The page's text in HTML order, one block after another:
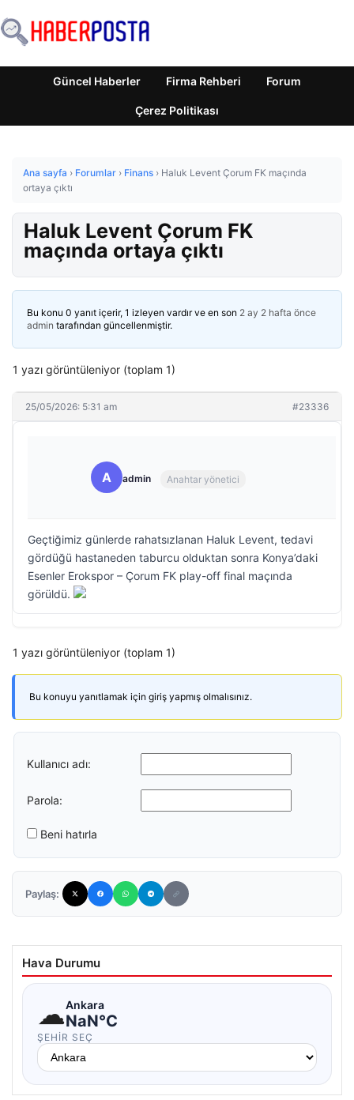
Güncel Haberler Firma Rehberi Forum
Çerez Politikası
Ana sayfa › Forumlar › Finans › Haluk Levent Çorum FK maçında
ortaya çıktı
Haluk Levent Çorum FK
maçında ortaya çıktı
Bu konu 0 yanıt içerir, 1 izleyen vardır ve en son 2 ay 2 hafta önce
admin tarafından güncellenmiştir.
1 yazı görüntüleniyor (toplam 1)
25/05/2026: 5:31 am #23336
A admin Anahtar yönetici
Geçtiğimiz günlerde rahatsızlanan Haluk Levent, tedavi
gördüğü hastaneden taburcu olduktan sonra Konya’daki
Esenler Erokspor – Çorum FK play-off final maçında
görüldü.
1 yazı görüntüleniyor (toplam 1)
Bu konuyu yanıtlamak için giriş yapmış olmalısınız.
Kullanıcı adı:
Parola:
Beni hatırla
Paylaş:
Hava Durumu
☁Ankara
NaN°C
ŞEHIR SEÇ